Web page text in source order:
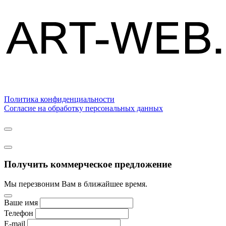
Политика конфиденциальности
Согласие на обработку персональных данных
Получить коммерческое предложение
Мы перезвоним Вам в ближайшее время.
Ваше имя
Телефон
E-mail